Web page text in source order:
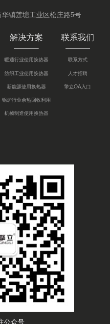
镇莲塘工业区松庄路5号
解决方案
暖通行业使用换热器
纺织工业使用换热器
新能源使用换热器
锅炉行业余热回收利用
机械制造使用换热器
联系我们
联系方式
人才招聘
擎立OA入口
公众号